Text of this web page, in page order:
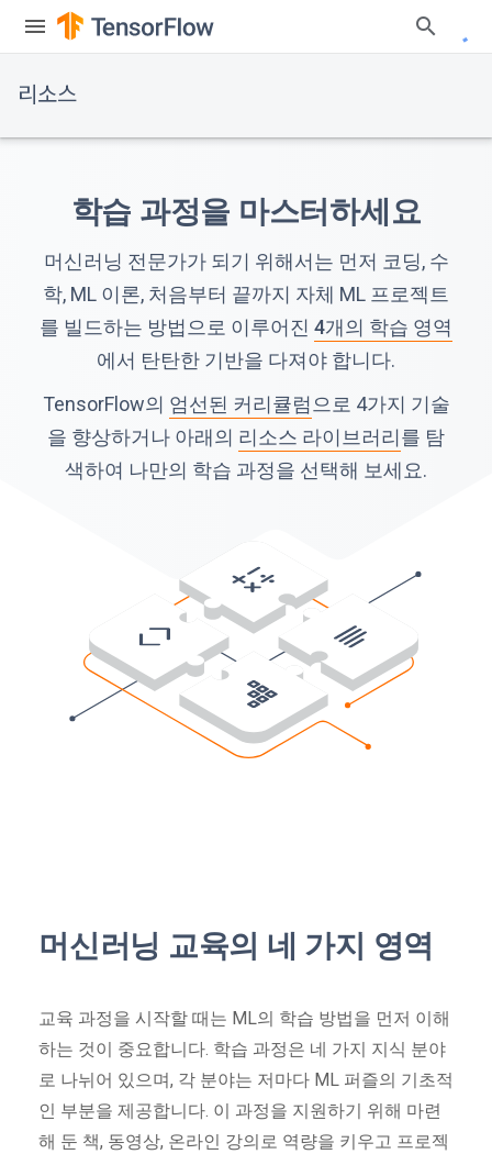
리소스
학습 과정을 마스터하세요
머신러닝 전문가가 되기 위해서는 먼저 코딩, 수
학, ML 이론, 처음부터 끝까지 자체 ML 프로젝트
를 빌드하는 방법으로 이루어진 4개의 학습 영역
에서 탄탄한 기반을 다져야 합니다.
TensorFlow의 엄선된 커리큘럼 으로 4가지 기술
을 향상하거나 아래의 리소스 라이브러리를 탐
색하여 나만의 학습 과정을 선택해 보세요.
머신러닝 교육의 네 가지 영역
교육 과정을 시작할 때는 ML의 학습 방법을 먼저 이해
하는 것이 중요합니다. 학습 과정은 네 가지 지식 분야
로 나뉘어 있으며, 각 분야는 저마다 ML 퍼즐의 기초적
인 부분을 제공합니다. 이 과정을 지원하기 위해 마련
해 둔 책, 동영상, 온라인 강의로 역량을 키우고 프로젝